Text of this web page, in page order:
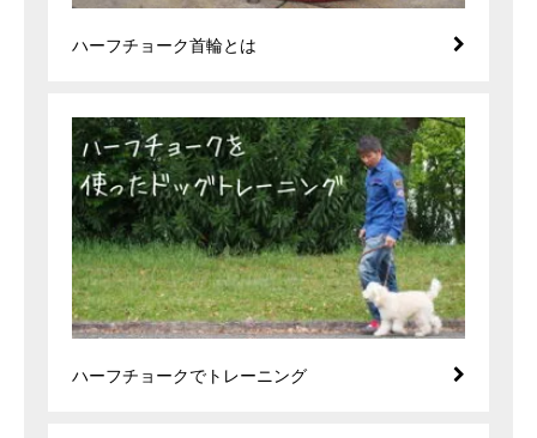
ハーフチョーク首輪とは
ハーフチョークでトレーニング